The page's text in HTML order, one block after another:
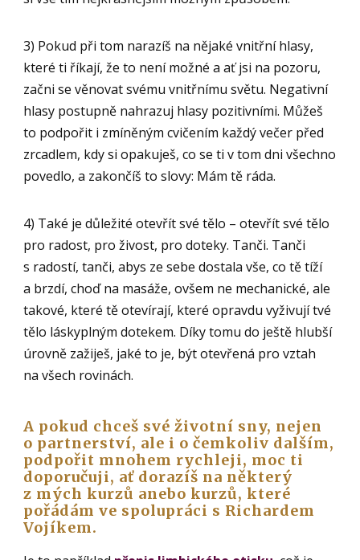
3) Pokud při tom narazíš na nějaké vnitřní hlasy,
které ti říkají, že to není možné a ať jsi na pozoru,
začni se věnovat svému vnitřnímu světu. Negativní
hlasy postupně nahrazuj hlasy pozitivními. Můžeš
to podpořit i zmíněným cvičením každý večer před
zrcadlem, kdy si opakuješ, co se ti v tom dni všechno
povedlo, a zakončíš to slovy: Mám tě ráda.
4) Také je důležité otevřít své tělo – otevřít své tělo
pro radost, pro živost, pro doteky. Tanči. Tanči
s radostí, tanči, abys ze sebe dostala vše, co tě tíží
a brzdí, choď na masáže, ovšem ne mechanické, ale
takové, které tě otevírají, které opravdu vyživují tvé
tělo láskyplným dotekem. Díky tomu do ještě hlubší
úrovně zažiješ, jaké to je, být otevřená pro vztah
na všech rovinách.
A pokud chceš své životní sny, nejen
o partnerství, ale i o čemkoliv dalším,
podpořit mnohem rychleji, moc ti
doporučuji, ať dorazíš na některý
z mých kurzů anebo kurzů, které
pořádám ve spolupráci s Richardem
Vojíkem.